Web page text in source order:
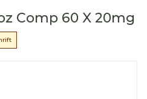
Comp 60 X 20mg